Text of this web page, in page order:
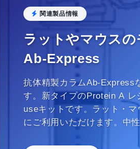
関連製品情報
ラットやマウスの
Ab-Express
抗体精製カラムAb-Express
す。新タイプのProtein A レ
useキットです。ラット・
にご利用いただけます。中